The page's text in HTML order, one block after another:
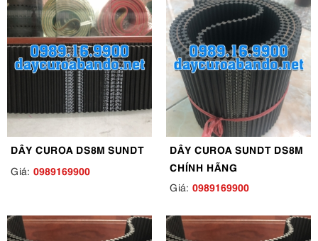
DÂY CUROA DS8M SUNDT
Giá: 0989169900
DÂY CUROA SUNDT DS8M
CHÍNH HÃNG
Giá: 0989169900